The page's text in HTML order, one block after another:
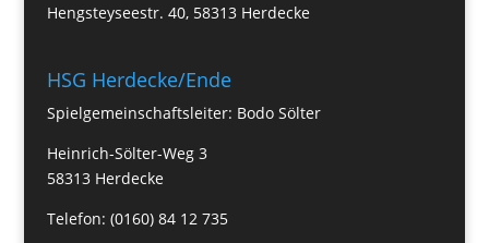
Hengsteyseestr. 40, 58313 Herdecke
HSG Herdecke/Ende
Spielgemeinschaftsleiter: Bodo Sölter
Heinrich-Sölter-Weg 3
58313 Herdecke
Telefon: (0160) 84 12 735